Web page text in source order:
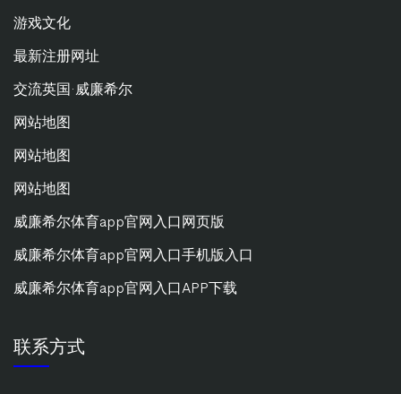
游戏文化
最新注册网址
交流英国·威廉希尔
网站地图
网站地图
网站地图
威廉希尔体育app官网入口网页版
威廉希尔体育app官网入口手机版入口
威廉希尔体育app官网入口APP下载
联系方式